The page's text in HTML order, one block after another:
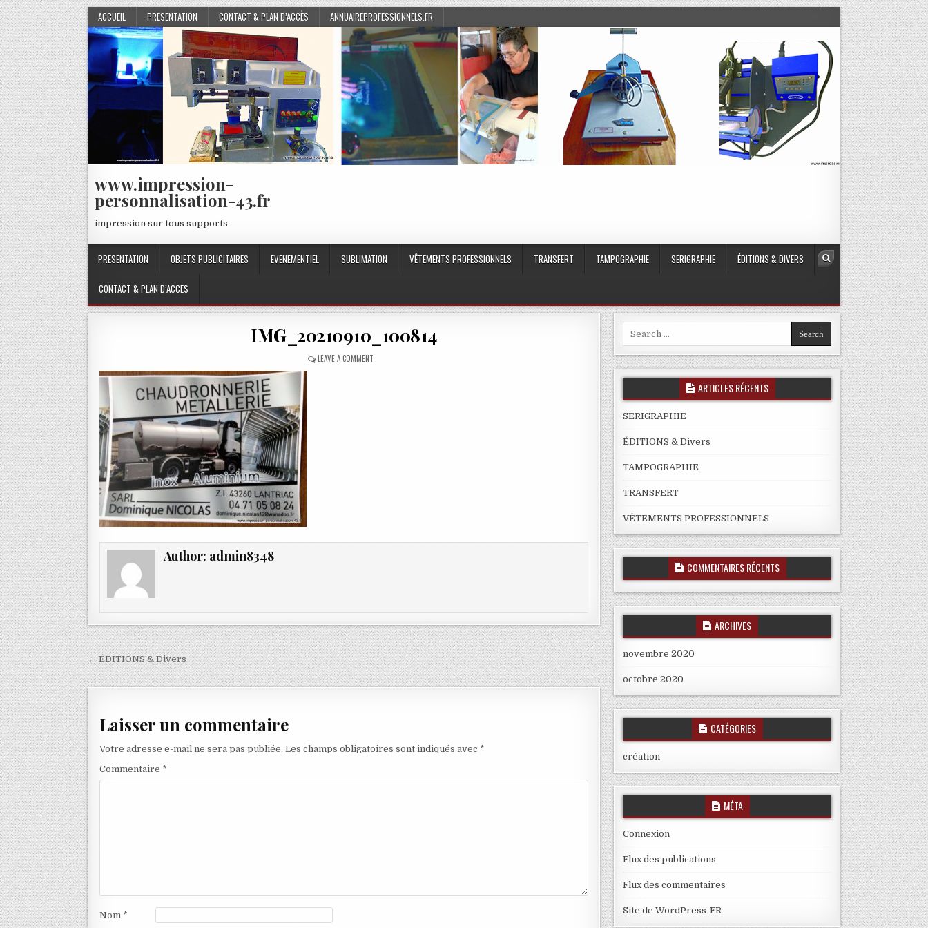
Skip
to
content
ACCUEIL PRESENTATION CONTACT & PLAN D’ACCÈS ANNUAIREPROFESSIONNELS.FR
www.impression-
personnalisation-43.fr
impression sur tous supports
PRESENTATION OBJETS PUBLICITAIRES EVENEMENTIEL SUBLIMATION VÊTEMENTS PROFESSIONNELS TRANSFERT TAMPOGRAPHIE SERIGRAPHIE ÉDITIONS & DIVERS
CONTACT & PLAN D’ACCES
Search
IMG_20210910_100814
LEAVE A COMMENTON
Author: admin8348
Navigation
de
l’article
← ÉDITIONS & Divers
Laisser un commentaire
Votre adresse e-mail ne sera pas publiée. Les champs obligatoires sont indiqués avec *
Commentaire *
Nom *
ARTICLES RÉCENTS
SERIGRAPHIE
ÉDITIONS & Divers
TAMPOGRAPHIE
TRANSFERT
VÊTEMENTS PROFESSIONNELS
COMMENTAIRES RÉCENTS
ARCHIVES
novembre 2020
octobre 2020
CATÉGORIES
création
MÉTA
Connexion
Flux des publications
Flux des commentaires
Site de WordPress-FR